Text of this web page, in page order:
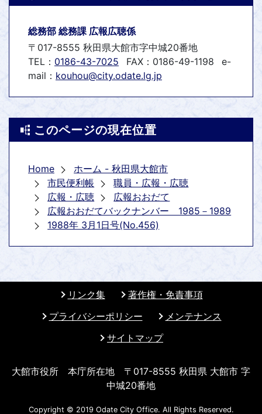
総務部 総務課 広報広聴係
〒017-8555 秋田県大館市字中城20番地
TEL： 0186-43-7025 FAX：0186-49-1198
e-
mail： kouhou@city.odate.lg.jp
このページの現在位置
Home
ホーム - 秋田県大館市
市民便利帳
職員・広報・広聴
広報・広聴
広報おおだて
広報おおだてバックナンバー 1985－1989
1988年 3月1日号(No.456)
リンク集
著作権・免責事項
プライバシーポリシー
メンテナンス
サイトマップ
大館市役所 本庁所在地 〒017-8555 秋田県 大館市 字
中城20番地
Copyright © 2019 Odate City Office. All Rights Reserved.